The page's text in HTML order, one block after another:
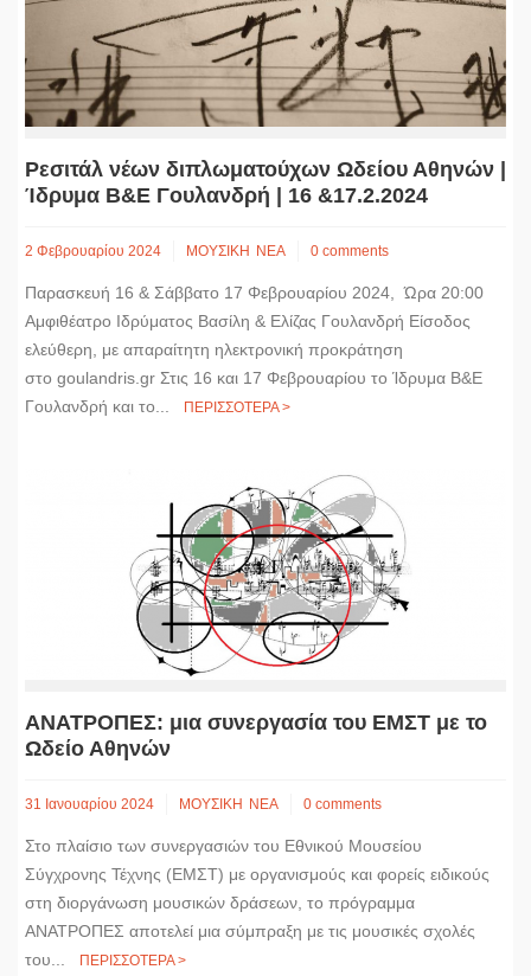
Ρεσιτάλ νέων διπλωματούχων Ωδείου Αθηνών |
Ίδρυμα Β&Ε Γουλανδρή | 16 &17.2.2024
2 Φεβρουαρίου 2024 ΜΟΥΣΙΚΗ ΝΕΑ 0 comments
Παρασκευή 16 & Σάββατο 17 Φεβρουαρίου 2024, Ώρα 20:00
Αμφιθέατρο Ιδρύματος Βασίλη & Ελίζας Γουλανδρή Είσοδος
ελεύθερη, με απαραίτητη ηλεκτρονική προκράτηση
στο goulandris.gr Στις 16 και 17 Φεβρουαρίου το Ίδρυμα Β&Ε
Γουλανδρή και το...
ΠΕΡΙΣΣΟΤΕΡΑ >
ΑΝΑΤΡΟΠΕΣ: μια συνεργασία του ΕΜΣΤ με το
Ωδείο Αθηνών
31 Ιανουαρίου 2024 ΜΟΥΣΙΚΗ ΝΕΑ 0 comments
Στο πλαίσιο των συνεργασιών του Εθνικού Μουσείου
Σύγχρονης Τέχνης (ΕΜΣΤ) με οργανισμούς και φορείς ειδικούς
στη διοργάνωση μουσικών δράσεων, το πρόγραμμα
ΑΝΑΤΡΟΠΕΣ αποτελεί μια σύμπραξη με τις μουσικές σχολές
του...
ΠΕΡΙΣΣΟΤΕΡΑ >